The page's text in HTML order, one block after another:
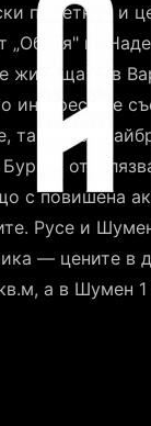
паметник и
„Обеля" и
жилища във
интересът е
така и в
с повишена
Русе и
— цените в
а в Шумен 1